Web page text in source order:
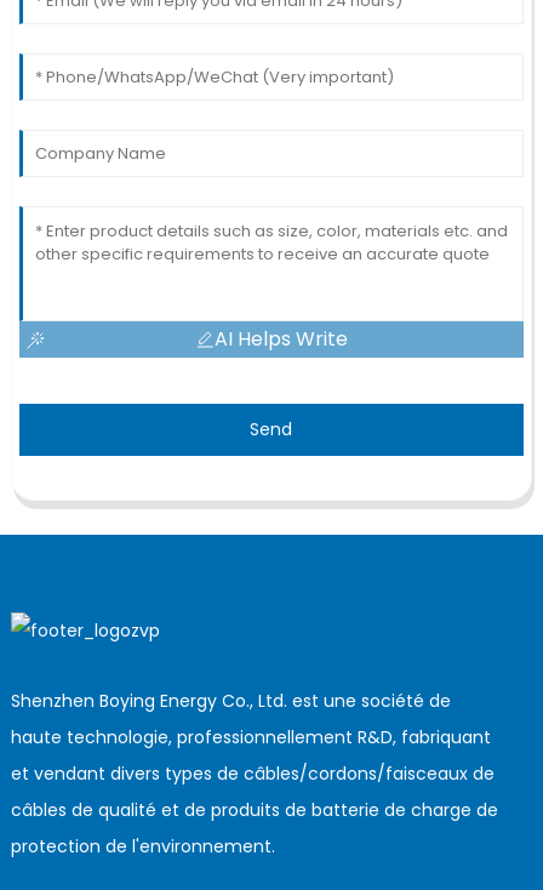
AI Helps Write
Send
Shenzhen Boying Energy Co., Ltd. est une société de
haute technologie, professionnellement R&D, fabriquant
et vendant divers types de câbles/cordons/faisceaux de
câbles de qualité et de produits de batterie de charge de
protection de l'environnement.